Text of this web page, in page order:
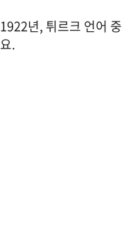
1922년, 튀르크 언어
요.